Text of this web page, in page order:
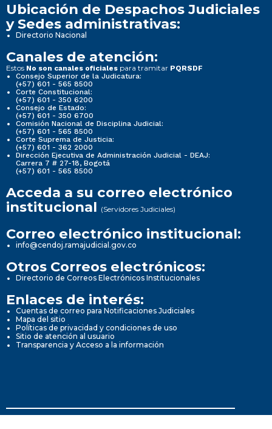
Ubicación de Despachos Judiciales
y Sedes administrativas:
Directorio Nacional
Canales de atención:
Estos No son canales oficiales para tramitar PQRSDF
Consejo Superior de la Judicatura:
(+57) 601 - 565 8500
Corte Constitucional:
(+57) 601 - 350 6200
Consejo de Estado:
(+57) 601 - 350 6700
Comisión Nacional de Disciplina Judicial:
(+57) 601 - 565 8500
Corte Suprema de Justicia:
(+57) 601 - 362 2000
Dirección Ejecutiva de Administración Judicial - DEAJ:
Carrera 7 # 27-18, Bogotá
(+57) 601 - 565 8500
Acceda a su correo electrónico
institucional (Servidores Judiciales)
Correo electrónico institucional:
info@cendoj.ramajudicial.gov.co
Otros Correos electrónicos:
Directorio de Correos Electrónicos Institucionales
Enlaces de interés:
Cuentas de correo para Notificaciones Judiciales
Mapa del sitio
Políticas de privacidad y condiciones de uso
Sitio de atención al usuario
Transparencia y Acceso a la información